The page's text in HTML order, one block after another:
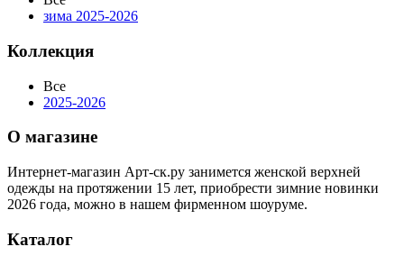
зима 2025-2026
Коллекция
Все
2025-2026
О магазине
Интернет-магазин Арт-ск.ру занимется женской верхней
одежды на протяжении 15 лет, приобрести зимние новинки
2026 года, можно в нашем фирменном шоуруме.
Каталог